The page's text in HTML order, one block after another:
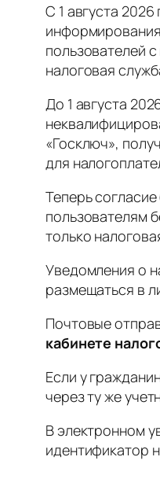
С 1 августа
пользователей
налоговая
До 1 августа
«Госключ»,
для
Теперь
пользователям
только
Уведомления о
размещаться в
Почтовые
кабинете
Если у
через ту же
В электронном
идентификатор